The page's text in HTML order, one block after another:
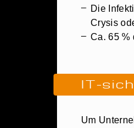
Die
Crysis
Ca. 65 %
IT-
Um